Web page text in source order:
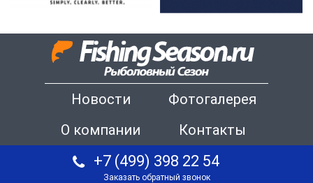
Новости
Фотогалерея
О компании
Контакты
+7 (499) 398 22 54
Заказать обратный звонок